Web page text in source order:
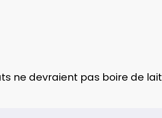
ne devraient pas boire de lait